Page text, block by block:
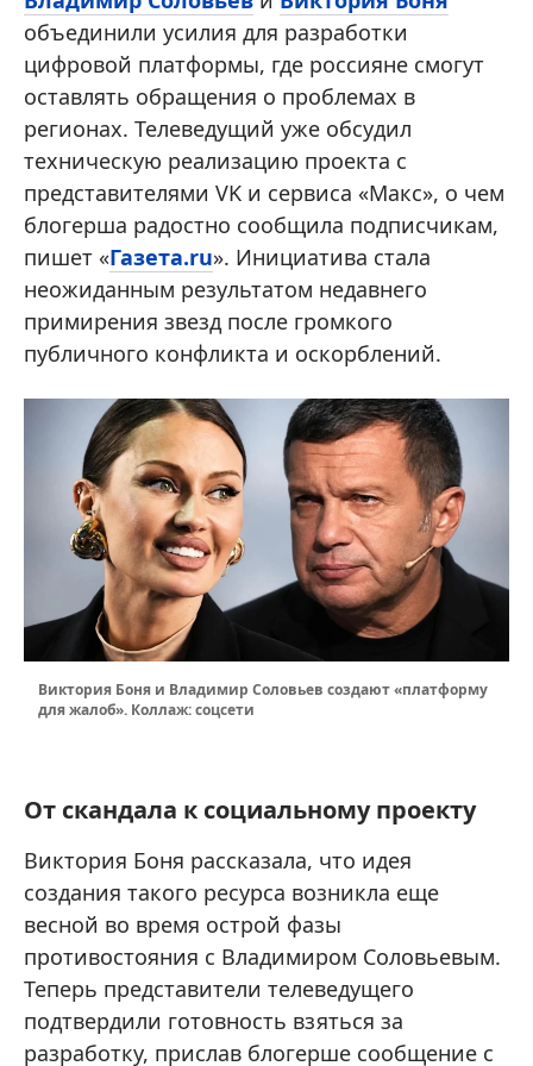
объединили усилия для разработки
цифровой платформы, где россияне смогут
оставлять обращения о проблемах в
регионах. Телеведущий уже обсудил
техническую реализацию проекта с
представителями VK и сервиса «Макс», о чем
блогерша радостно сообщила подписчикам,
пишет «Газета.ru». Инициатива стала
неожиданным результатом недавнего
примирения звезд после громкого
публичного конфликта и оскорблений.
Виктория Боня и Владимир Соловьев создают «платформу
для жалоб». Коллаж: соцсети
От скандала к социальному проекту
Виктория Боня рассказала, что идея
создания такого ресурса возникла еще
весной во время острой фазы
противостояния с Владимиром Соловьевым.
Теперь представители телеведущего
подтвердили готовность взяться за
разработку, прислав блогерше сообщение с